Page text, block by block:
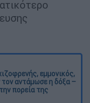
εμμονικός,
αντάμωσε η δόξα –
πορεία της